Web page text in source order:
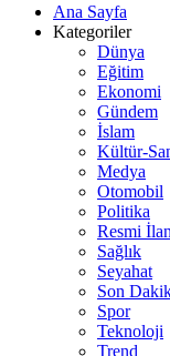
Ana Sayfa
Kategoriler
Dünya
Eğitim
Ekonomi
Gündem
İslam
Kültür-
Medya
Otomobil
Politika
Resmi İlan
Sağlık
Seyahat
Son
Spor
Teknoloji
Trend